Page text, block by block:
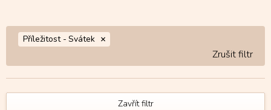
Příležitost - Svátek
Zavřít filtr